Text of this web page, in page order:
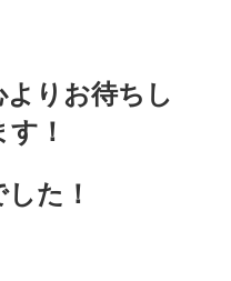
りお待ちし
！
た！